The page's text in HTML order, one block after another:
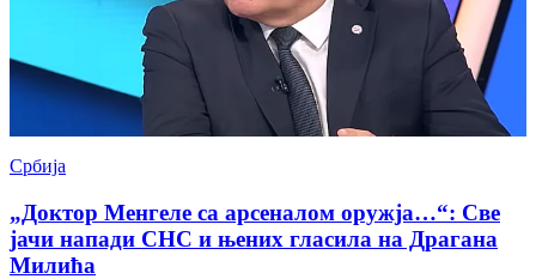
Србија
„Доктор Менгеле са арсеналом оружја…“: Све
јачи напади СНС и њених гласила на Драгана
Милића